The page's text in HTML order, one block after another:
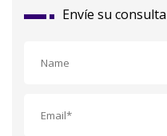
Envíe su consulta